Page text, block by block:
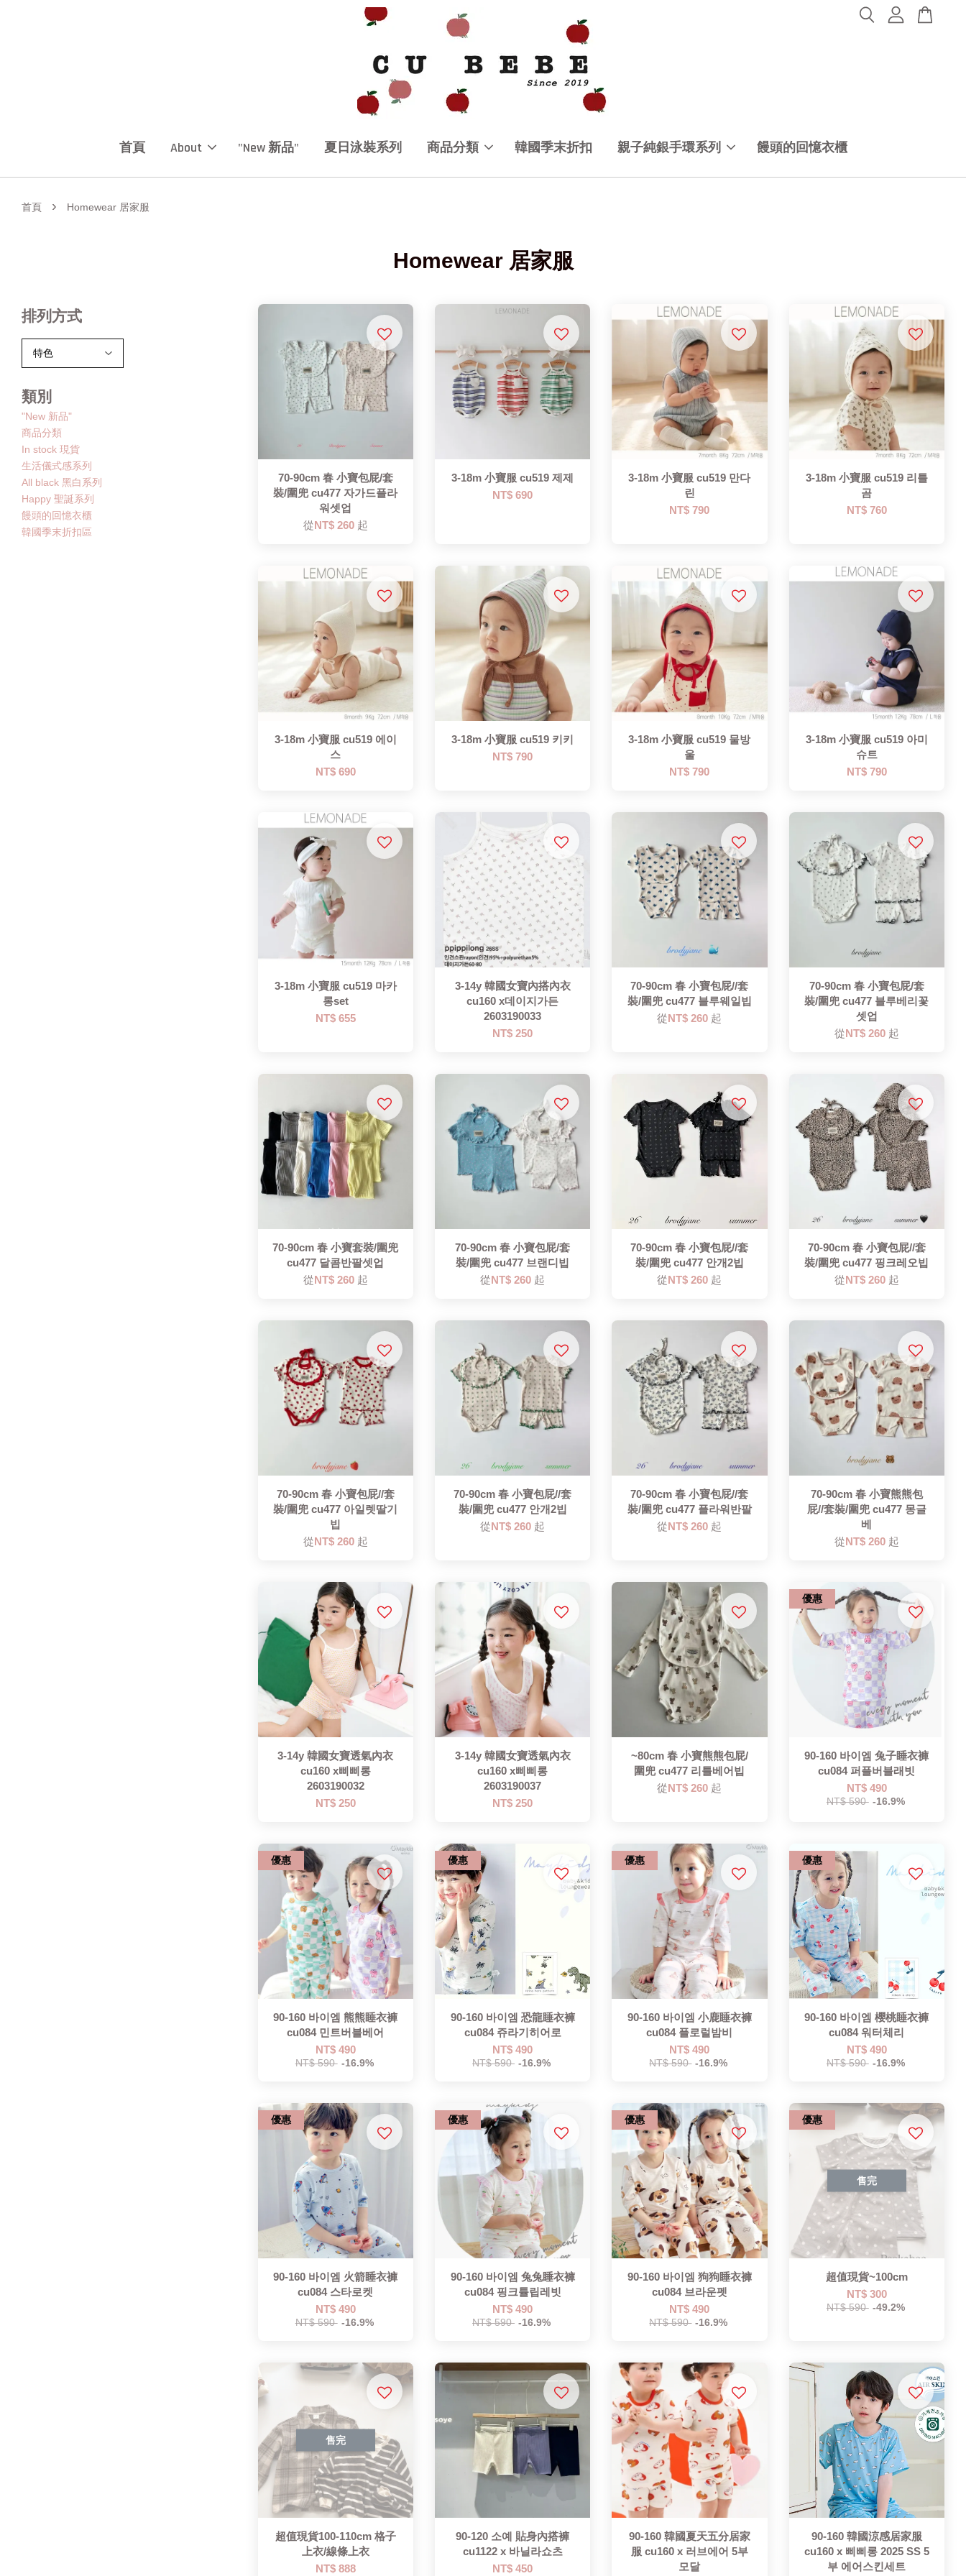
首頁 About "New 新品" 夏日泳裝系列 商品分類 韓國季末折扣 親子純銀手環系列 饅頭的回憶衣櫃
首頁 › Homewear 居家服
Homewear 居家服
排列方式
類別
"New 新品"
商品分類
In stock 現貨
生活儀式感系列
All black 黑白系列
Happy 聖誕系列
饅頭的回憶衣櫃
韓國季末折扣區
70-90cm 春 小寶包屁/套
裝/圍兜 cu477 자가드플라
워셋업
從NT$ 260 起
3-18m 小寶服 cu519 제제
NT$ 690
3-18m 小寶服 cu519 만다
린
NT$ 790
3-18m 小寶服 cu519 리틀
곰
NT$ 760
3-18m 小寶服 cu519 에이
스
NT$ 690
3-18m 小寶服 cu519 키키
NT$ 790
3-18m 小寶服 cu519 물방
울
NT$ 790
3-18m 小寶服 cu519 아미
슈트
NT$ 790
3-18m 小寶服 cu519 마카
롱set
NT$ 655
3-14y 韓國女寶內搭內衣
cu160 x데이지가든
2603190033
NT$ 250
70-90cm 春 小寶包屁//套
裝/圍兜 cu477 블루웨일빕
從NT$ 260 起
70-90cm 春 小寶包屁/套
裝/圍兜 cu477 블루베리꽃
셋업
從NT$ 260 起
70-90cm 春 小寶套裝/圍兜
cu477 달콤반팔셋업
從NT$ 260 起
70-90cm 春 小寶包屁/套
裝/圍兜 cu477 브랜디빕
從NT$ 260 起
70-90cm 春 小寶包屁//套
裝/圍兜 cu477 안개2빕
從NT$ 260 起
70-90cm 春 小寶包屁//套
裝/圍兜 cu477 핑크레오빕
從NT$ 260 起
70-90cm 春 小寶包屁//套
裝/圍兜 cu477 아일렛딸기
빕
從NT$ 260 起
70-90cm 春 小寶包屁//套
裝/圍兜 cu477 안개2빕
從NT$ 260 起
70-90cm 春 小寶包屁//套
裝/圍兜 cu477 플라워반팔
從NT$ 260 起
70-90cm 春 小寶熊熊包
屁//套裝/圍兜 cu477 몽글
베
從NT$ 260 起
3-14y 韓國女寶透氣內衣
cu160 x삐삐롱
2603190032
NT$ 250
3-14y 韓國女寶透氣內衣
cu160 x삐삐롱
2603190037
NT$ 250
~80cm 春 小寶熊熊包屁/
圍兜 cu477 리틀베어빕
從NT$ 260 起
優惠
90-160 바이엠 兔子睡衣褲
cu084 퍼플버블래빗
NT$ 490
NT$ 590 -16.9%
優惠
90-160 바이엠 熊熊睡衣褲
cu084 민트버블베어
NT$ 490
NT$ 590 -16.9%
優惠
90-160 바이엠 恐龍睡衣褲
cu084 쥬라기히어로
NT$ 490
NT$ 590 -16.9%
優惠
90-160 바이엠 小鹿睡衣褲
cu084 플로럴밤비
NT$ 490
NT$ 590 -16.9%
優惠
90-160 바이엠 櫻桃睡衣褲
cu084 워터체리
NT$ 490
NT$ 590 -16.9%
優惠
90-160 바이엠 火箭睡衣褲
cu084 스타로켓
NT$ 490
NT$ 590 -16.9%
優惠
90-160 바이엠 兔兔睡衣褲
cu084 핑크튤립레빗
NT$ 490
NT$ 590 -16.9%
優惠
90-160 바이엠 狗狗睡衣褲
cu084 브라운펫
NT$ 490
NT$ 590 -16.9%
優惠
售完
超值現貨~100cm
NT$ 300
NT$ 590 -49.2%
售完
超值現貨100-110cm 格子
上衣/線條上衣
NT$ 888
90-120 소예 貼身內搭褲
cu1122 x 바닐라쇼츠
NT$ 450
90-160 韓國夏天五分居家
服 cu160 x 러브에어 5부
모달
90-160 韓國涼感居家服
cu160 x 삐삐롱 2025 SS 5
부 에어스킨세트